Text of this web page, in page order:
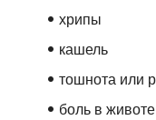
хрипы
кашель
тошнота или
боль в животе